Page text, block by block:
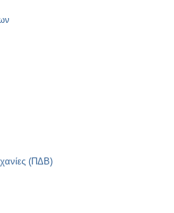
(ΠΔΒ)